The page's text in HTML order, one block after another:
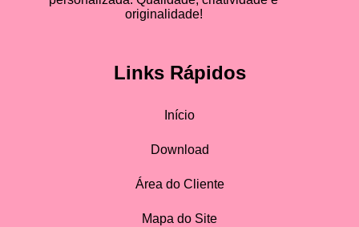
originalidade!
Links Rápidos
Início
Download
Área do Cliente
Mapa do Site